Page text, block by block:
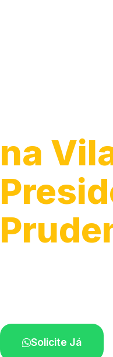
na
Solicite Já